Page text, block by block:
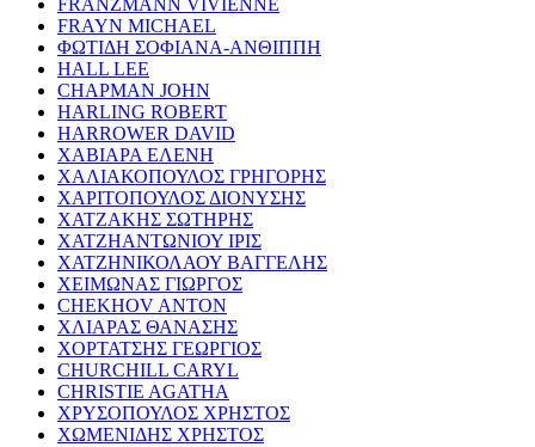
FRANZMANN VIVIENNE
FRAYN MICHAEL
ΦΩΤΙΔΗ ΣΟΦΙΑΝΑ-ΑΝΘΙΠΠΗ
HALL LEE
CHAPMAN JOHN
HARLING ROBERT
HARROWER DAVID
ΧΑΒΙΑΡΑ ΕΛΕΝΗ
ΧΑΛΙΑΚΟΠΟΥΛΟΣ ΓΡΗΓΟΡΗΣ
ΧΑΡΙΤΟΠΟΥΛΟΣ ΔΙΟΝΥΣΗΣ
ΧΑΤΖΑΚΗΣ ΣΩΤΗΡΗΣ
ΧΑΤΖΗΑΝΤΩΝΙΟΥ ΙΡΙΣ
ΧΑΤΖΗΝΙΚΟΛΑΟΥ ΒΑΓΓΕΛΗΣ
ΧΕΙΜΩΝΑΣ ΓΙΩΡΓΟΣ
CHEKHOV ANTON
ΧΛΙΑΡΑΣ ΘΑΝΑΣΗΣ
ΧΟΡΤΑΤΣΗΣ ΓΕΩΡΓΙΟΣ
CHURCHILL CARYL
CHRISTIE AGATHA
ΧΡΥΣΟΠΟΥΛΟΣ ΧΡΗΣΤΟΣ
ΧΩΜΕΝΙΔΗΣ ΧΡΗΣΤΟΣ